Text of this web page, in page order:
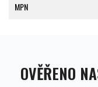
MPN
OVĚŘENO